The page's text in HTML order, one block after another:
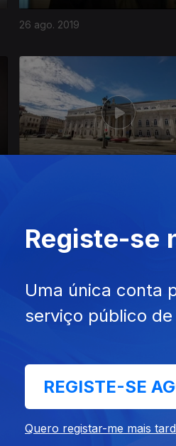
26 ago. 2019
Registe-se
Uma única conta
serviço público de
REGISTE-SE
Quero registar-me mais